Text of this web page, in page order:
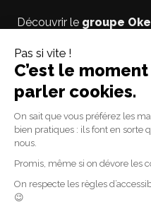
Découvrir le groupe
Vous êtes un usager
Suivez le blog
experte accessibilité.
Suivez-nous
Linkedin
Facebook